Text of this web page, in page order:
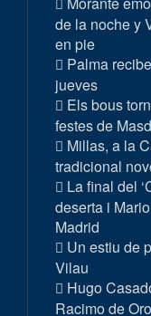
de la noche y
en pie
Palma
jueves
Els bous
festes de
Millas, a la
tradicional
La final del
deserta i
Madrid
Un estiu de
Vilau
Hugo
Racimo de